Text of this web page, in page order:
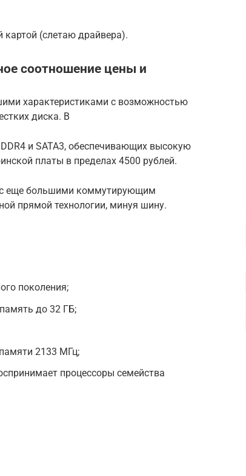
картой (слетаю драйвера).
соотношение цены и
характеристиками с возможностью
диска. В
и SATA3, обеспечивающих высокую
платы в пределах 4500 рублей.
с еще большими коммутирующим
прямой технологии, минуя шину.
поколения;
до 32 ГБ;
2133 МГц;
процессоры семейства